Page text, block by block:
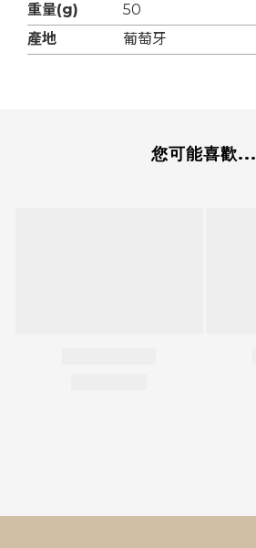
重量(g)
50
產地
葡萄牙
您可能喜歡...